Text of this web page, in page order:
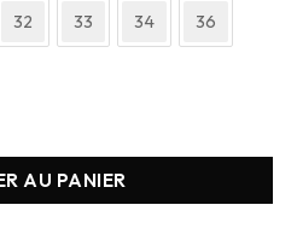
32 33 34 36
AU PANIER